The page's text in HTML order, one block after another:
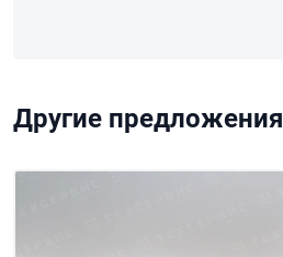
Другие предложения